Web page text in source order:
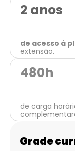
2 anos
de acesso à
extensão.
480h
de carga
Grade